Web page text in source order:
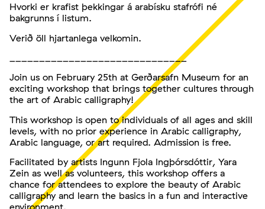
Hvorki er krafist þekkingar á arabísku stafrófi né
bakgrunns í listum.
Verið öll hjartanlega velkomin.
______________________________
Join us on February 25th at Gerðarsafn Museum for an
exciting workshop that brings together cultures through
the art of Arabic calligraphy!
This workshop is open to individuals of all ages and skill
levels, with no prior experience in Arabic calligraphy,
Arabic language, or art required. Admission is free.
Facilitated by artists Ingunn Fjola Ingþórsdóttir, Yara
Zein as well as volunteers, this workshop offers a
chance for attendees to explore the beauty of Arabic
calligraphy and learn the basics in a fun and interactive